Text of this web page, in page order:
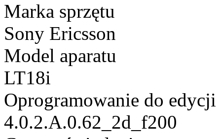
Marka sprzętu
Sony Ericsson
Model aparatu
LT18i
Oprogramowanie do edycji
4.0.2.A.0.62_2d_f200